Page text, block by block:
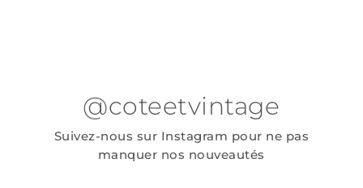
@coteetvintage
Suivez-nous sur Instagram pour ne pas
manquer nos nouveautés